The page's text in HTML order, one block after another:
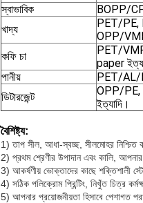
স্বাভাবিক
BOPP/
খাদ্য
PET/PE,
OPP/
কফি চা
PET/
paper
পানীয়
PET/AL/
ডিটারজেন্ট
OPP/
ইত্যাদি।
বৈশিষ্ট্য:
1) তাপ সীল, আধা-স্বচ্ছ, সীলমোহর নিশ্চিত
2) প্রথম শ্রেণীর উপাদান এবং কালি,
3) আকর্ষণীয় ভোক্তাদের কাছে শক্তিশালী
4) সঠিক পলিক্রোম প্রিন্টিং, নিখুঁত চিত্র
5) আপনার প্রয়োজনীয়তা হিসাবে পেশাগত